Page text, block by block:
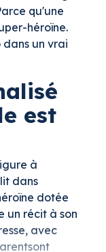
qu'une
héroïne.
un vrai
est
à
dans
dotée
un récit à son
avec